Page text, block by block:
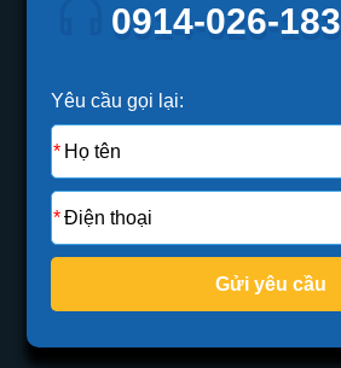
0914-026-183
Yêu cầu gọi lại:
Gửi yêu cầu